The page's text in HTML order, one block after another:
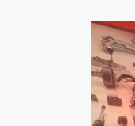
Yazarlar